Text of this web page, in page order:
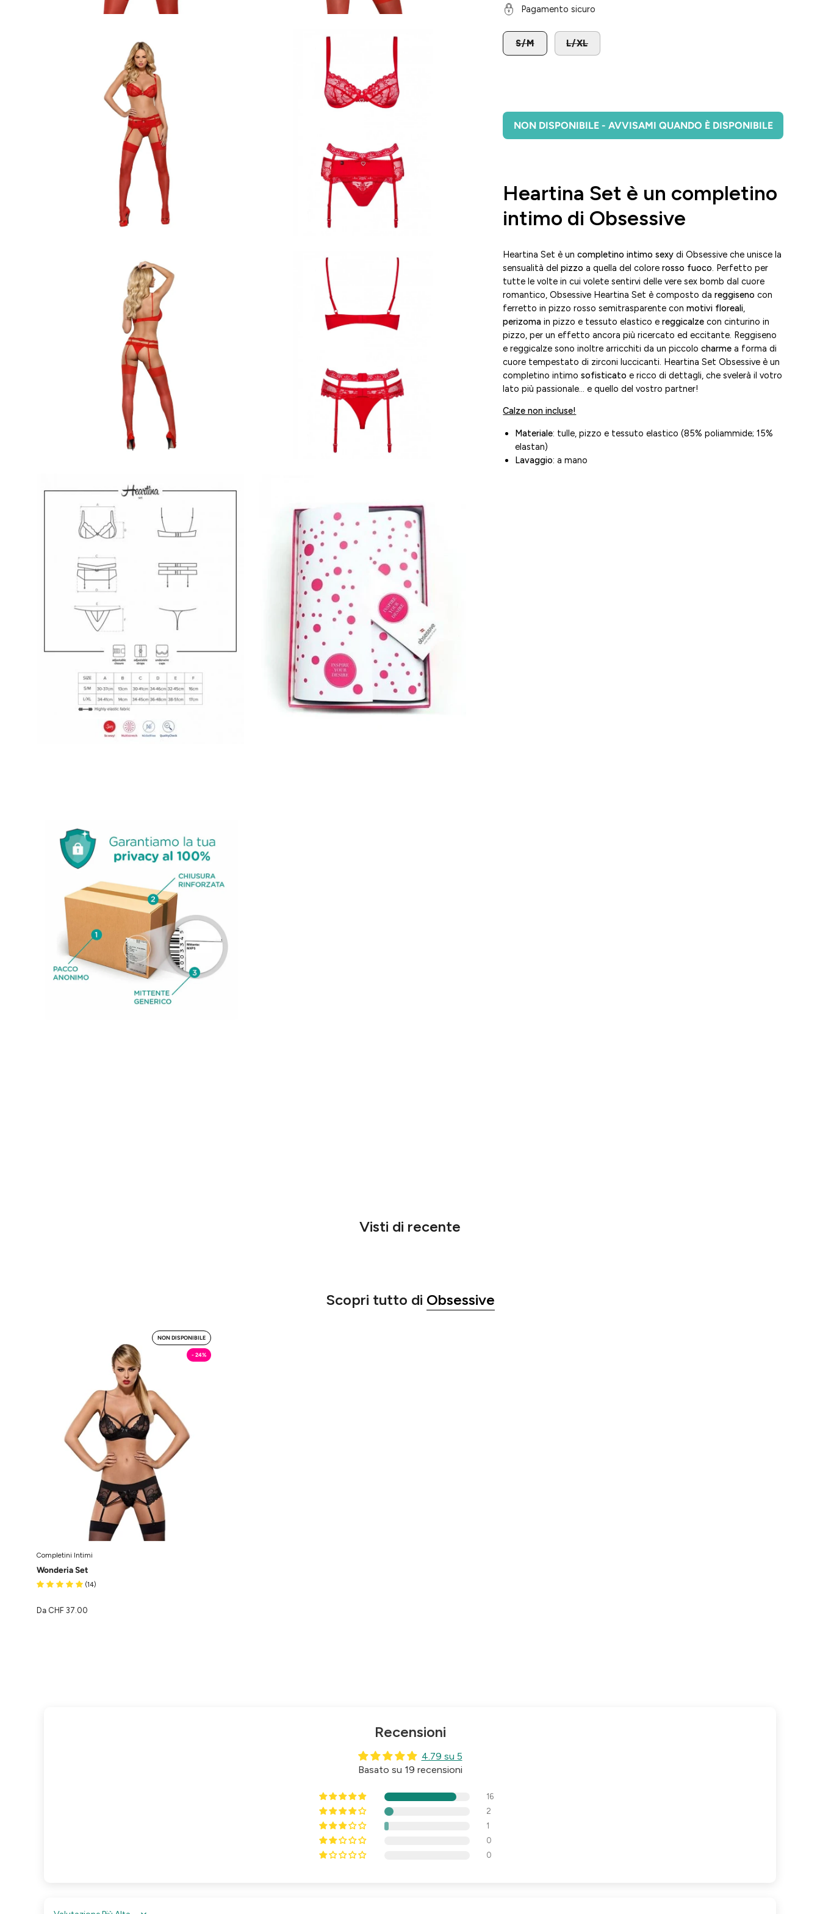
dell'immagine
dell'immagine
Pagamento sicuro
TAGLIA
S/M L/XL
NON DISPONIBILE - AVVISAMI QUANDO È DISPONIBILE
Heartina Set è un completino
intimo di Obsessive
Heartina Set è uncompletino intimo sexy di Obsessive che unisce la
sensualità delpizzo a quella del colore rosso fuoco. Perfetto per
tutte le volte in cui volete sentirvi delle vere sex bomb dal cuore
romantico, Obsessive Heartina Set è composto dareggiseno con
ferretto in pizzo rosso semitrasparente conmotivi floreali,
perizoma in pizzo e tessuto elastico ereggicalze con cinturino in
pizzo, per un effetto ancora più ricercato ed eccitante. Reggiseno
e reggicalze sono inoltre arricchiti da un piccolocharme a forma di
cuore tempestato di zirconi luccicanti. Heartina Set Obsessive è un
completino intimosofisticato e ricco di dettagli, che svelerà il votro
lato più passionale... e quello del vostro partner!
Calze non incluse!
Materiale: tulle, pizzo e tessuto elastico (85% poliammide; 15%
elastan)
Lavaggio: a mano
Visti di recente
Scopri tutto di Obsessive
Wonderia
Set
-
Completini
Intimi
Obsessive
NON DISPONIBILE
- 24%
Completini Intimi
Wonderia Set
(14)
Da CHF 37.00
Recensioni
4.79 su 5
Basato su 19 recensioni
16
2
1
0
0